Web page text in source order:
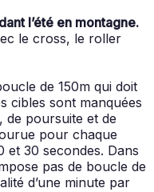
l’été en montagne.
le cross, le roller
de 150m qui doit
cibles sont manquées
de poursuite et de
pour chaque
et 30 secondes. Dans
pas de boucle de
d’une minute par